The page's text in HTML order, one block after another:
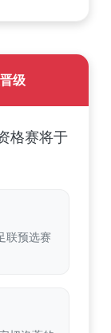
级
格赛将于
联预选赛